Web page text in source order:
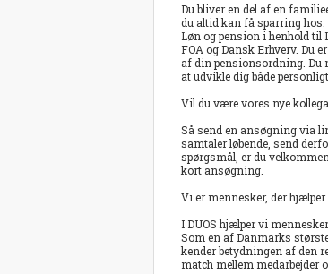
Du bliver en del af en
du altid kan få sparring hos.
Løn og pension i henhold til
FOA og Dansk Erhverv. Du
af din pensionsordning. Du
at udvikle dig både
Vil du være vores nye
Så send en ansøgning via
samtaler løbende, send
spørgsmål, er du
kort ansøgning.
Vi er mennesker, der
I DUOS hjælper vi
Som en af Danmarks
kender betydningen af den
match mellem medarbejder